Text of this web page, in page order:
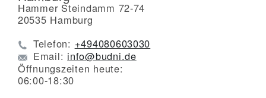
Hammer Steindamm 72-74
20535 Hamburg
Telefon: +494080603030
Email: info@budni.de
Öffnungszeiten heute:
06:00-18:30